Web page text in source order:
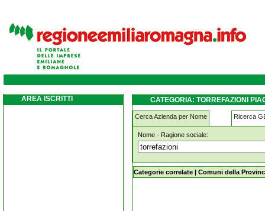
torrefazioni piacenza
AREA ISCRITTI CATEGORIA: TORREFAZIONI
Cerca Azienda per Nome Ricerca
Nome - Ragione sociale:
torrefazioni piacenza
Categorie correlate | Comuni della